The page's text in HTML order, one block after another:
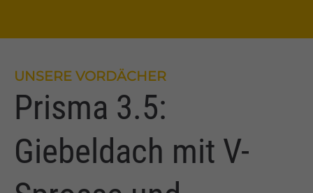
UNSERE VORDÄCHER
Prisma 3.5:
Giebeldach mit V-